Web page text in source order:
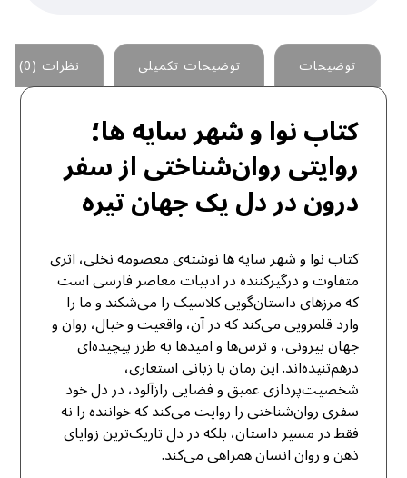
توضیحات توضیحات تکمیلی نظرات (0)
کتاب نوا و شهر سایه ها؛
روایتی روان‌شناختی از سفر
درون در دل یک جهان تیره
کتاب نوا و شهر سایه ها نوشته‌ی معصومه نخلی، اثری
متفاوت و درگیرکننده در ادبیات معاصر فارسی است
که مرزهای داستان‌گویی کلاسیک را می‌شکند و ما را
وارد قلمرویی می‌کند که در آن، واقعیت و خیال، روان و
جهان بیرونی، و ترس‌ها و امیدها به طرز پیچیده‌ای
درهم‌تنیده‌اند. این رمان با زبانی استعاری،
شخصیت‌پردازی عمیق و فضایی رازآلود، در دل خود
سفری روان‌شناختی را روایت می‌کند که خواننده را نه
فقط در مسیر داستان، بلکه در دل تاریک‌ترین زوایای
ذهن و روان انسان همراهی می‌کند.